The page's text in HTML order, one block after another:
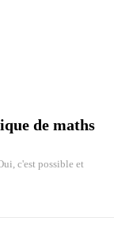
de maths
c'est possible et